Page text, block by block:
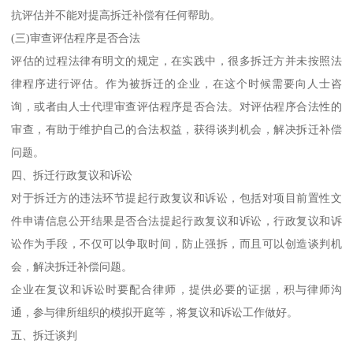
抗评估并不能对提高拆迁补偿有任何帮助。
(三)审查评估程序是否合法
评估的过程法律有明文的规定，在实践中，很多拆迁方并未按照法
律程序进行评估。作为被拆迁的企业，在这个时候需要向人士咨
询，或者由人士代理审查评估程序是否合法。对评估程序合法性的
审查，有助于维护自己的合法权益，获得谈判机会，解决拆迁补偿
问题。
四、拆迁行政复议和诉讼
对于拆迁方的违法环节提起行政复议和诉讼，包括对项目前置性文
件申请信息公开结果是否合法提起行政复议和诉讼，行政复议和诉
讼作为手段，不仅可以争取时间，防止强拆，而且可以创造谈判机
会，解决拆迁补偿问题。
企业在复议和诉讼时要配合律师，提供必要的证据，积与律师沟
通，参与律所组织的模拟开庭等，将复议和诉讼工作做好。
五、拆迁谈判